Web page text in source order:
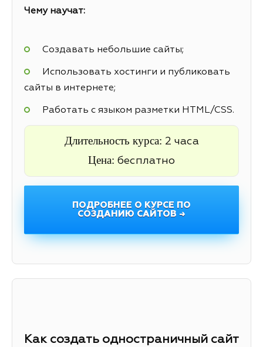
Чему научат:
Создавать небольшие сайты;
Использовать хостинги и публиковать
сайты в интернете;
Работать с языком разметки HTML/CSS.
Длительность курса: 2 часа
Цена: бесплатно
ПОДРОБНЕЕ О КУРСЕ ПО
СОЗДАНИЮ САЙТОВ →
Как создать одностраничный сайт